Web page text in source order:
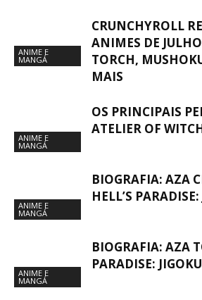
ANIME E
MANGÁ
CRUNCHYROLL
ANIMES DE
TORCH,
MAIS
ANIME E
MANGÁ
OS PRINCIPAIS
ATELIER OF
ANIME E
MANGÁ
BIOGRAFIA: AZA
HELL’S
ANIME E
MANGÁ
BIOGRAFIA: AZA
PARADISE: